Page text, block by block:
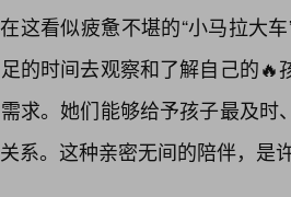
这看似疲惫不堪的“小马拉大
的时间去观察和了解自己的
求。她们能够给予孩子最及
系。这种亲密无间的陪伴，是